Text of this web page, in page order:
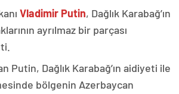
Vladimir Putin, Dağlık Karabağ’ın
ayrılmaz bir parçası
Putin, Dağlık Karabağ’ın aidiyeti ile
bölgenin Azerbaycan